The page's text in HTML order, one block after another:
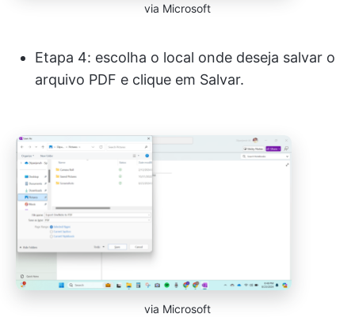
via Microsoft
Etapa 4: escolha o local onde deseja salvar o
arquivo PDF e clique em Salvar.
via Microsoft